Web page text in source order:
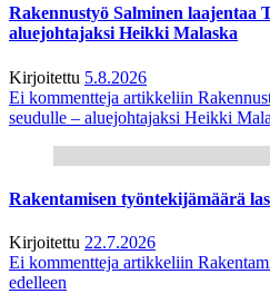
Rakennustyö Salminen laajentaa
aluejohtajaksi Heikki Malaska
Kirjoitettu 5.8.2026
Ei kommentteja artikkeliin
seudulle – aluejohtajaksi Heikki
Rakentamisen työntekijämäärä
Kirjoitettu 22.7.2026
Ei kommentteja artikkeliin
edelleen